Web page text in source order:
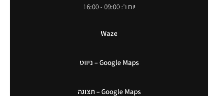
יום ו': 09:00 - 16:00
Waze
Google Maps – ניווט
Google Maps – תצוגה